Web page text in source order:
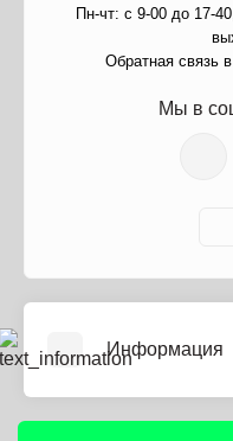
Пн-чт: с 9-00 до 17-
Обратная связь
Мы в
Информация